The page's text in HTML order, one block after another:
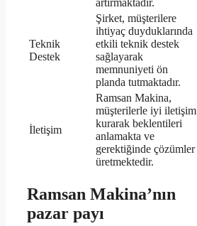
artırmaktadır.
Teknik
Destek
Şirket, müşterilere
ihtiyaç duyduklarında
etkili teknik destek
sağlayarak
memnuniyeti ön
planda tutmaktadır.
İletişim
Ramsan Makina,
müşterilerle iyi iletişim
kurarak beklentileri
anlamakta ve
gerektiğinde çözümler
üretmektedir.
Ramsan Makina’nın
pazar payı